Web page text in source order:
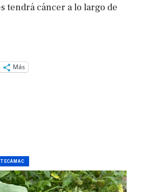
tendrá cáncer a lo largo de
Más
TECÁMAC